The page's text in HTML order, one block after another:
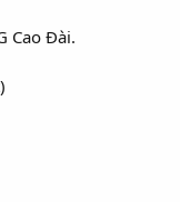
Cao Đài.